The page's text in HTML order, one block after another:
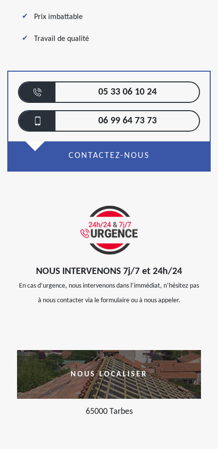
Prix imbattable
Travail de qualité
05 33 06 10 24
06 99 64 73 73
CONTACTEZ-NOUS
NOUS INTERVENONS 7j/7 et 24h/24
En cas d’urgence, nous intervenons dans l’immédiat, n’hésitez pas
à nous contacter via le formulaire ou à nous appeler.
NOUS LOCALISER
65000 Tarbes